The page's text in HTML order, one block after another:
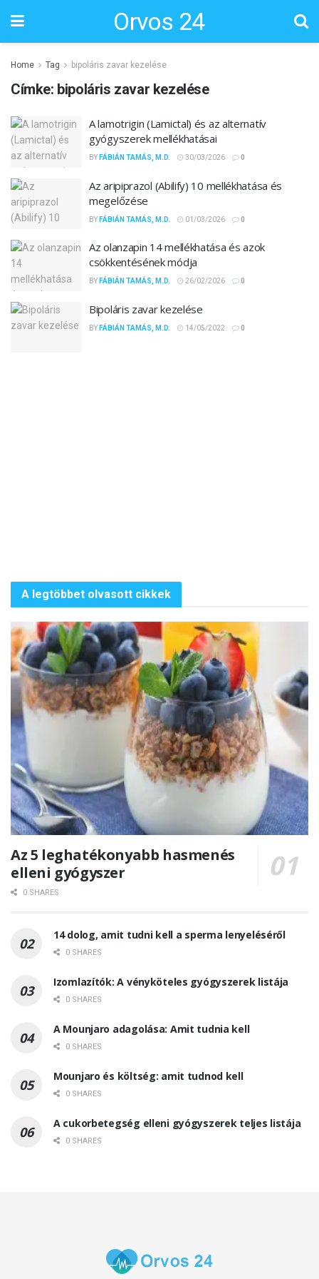
Orvos 24
Home Tag bipoláris zavar kezelése
Címke: bipoláris zavar kezelése
A lamotrigin (Lamictal) és az alternatív
gyógyszerek mellékhatásai
BY FÁBIÁN TAMÁS, M.D. 30/03/2026 0
Az aripiprazol (Abilify) 10 mellékhatása és
megelőzése
BY FÁBIÁN TAMÁS, M.D. 01/03/2026 0
Az olanzapin 14 mellékhatása és azok
csökkentésének módja
BY FÁBIÁN TAMÁS, M.D. 26/02/2026 0
Bipoláris zavar kezelése
BY FÁBIÁN TAMÁS, M.D. 14/05/2022 0
A legtöbbet olvasott cikkek
Az 5 leghatékonyabb hasmenés
elleni gyógyszer
0 SHARES
14 dolog, amit tudni kell a sperma lenyeléséről
0 SHARES
Izomlazítók: A vényköteles gyógyszerek listája
0 SHARES
A Mounjaro adagolása: Amit tudnia kell
0 SHARES
Mounjaro és költség: amit tudnod kell
0 SHARES
A cukorbetegség elleni gyógyszerek teljes listája
0 SHARES